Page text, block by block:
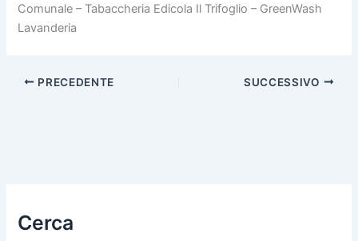
Comunale – Tabaccheria Edicola Il Trifoglio – GreenWash
Lavanderia
PRECEDENTE SUCCESSIVO
Cerca